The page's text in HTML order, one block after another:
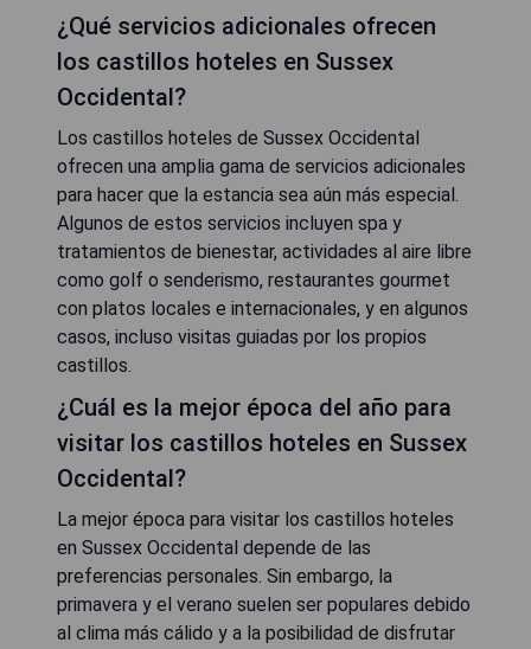
¿Qué servicios adicionales ofrecen
los castillos hoteles en Sussex
Occidental?
Los castillos hoteles de Sussex Occidental
ofrecen una amplia gama de servicios adicionales
para hacer que la estancia sea aún más especial.
Algunos de estos servicios incluyen spa y
tratamientos de bienestar, actividades al aire libre
como golf o senderismo, restaurantes gourmet
con platos locales e internacionales, y en algunos
casos, incluso visitas guiadas por los propios
castillos.
¿Cuál es la mejor época del año para
visitar los castillos hoteles en Sussex
Occidental?
La mejor época para visitar los castillos hoteles
en Sussex Occidental depende de las
preferencias personales. Sin embargo, la
primavera y el verano suelen ser populares debido
al clima más cálido y a la posibilidad de disfrutar